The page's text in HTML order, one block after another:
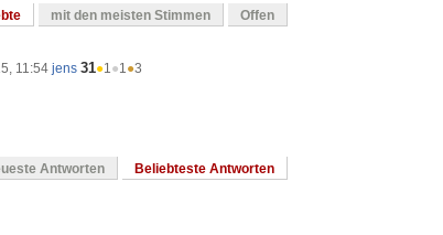
mit den meisten Stimmen Offen
11:54 jens 31●1●1●3
Antworten Beliebteste Antworten